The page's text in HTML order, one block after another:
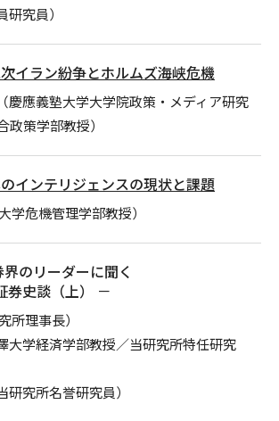
究員）
次イラン紛争とホルムズ海峡危機
應義塾大学大学院政策・メディア研究
策学部教授）
のインテリジェンスの現状と課題
学危機管理学部教授）
界のリーダーに聞く
券史談（上） －
所理事長）
大学経済学部教授／当研究所特任研究
研究所名誉研究員）